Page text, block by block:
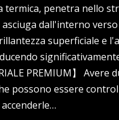
termica, penetra nello
dall'interno
superficiale e
PREMIUM】 Avere
possono essere